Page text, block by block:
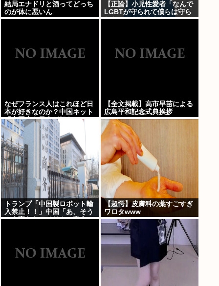
結局エナドリと酒ってどっち
のが体に悪いん
【正論】小児性愛者「なんで
LGBTが守られて僕らは守ら
れないんだああああ」←いや
なぜフランス人はこれほど日
本が好きなのか？中国ネット
「中国人も日本が好き」
【全文掲載】高市早苗による
広島平和記念式典挨拶
トランプ「中国製ロボット輸
入禁止！！」中国「あ、そう
いう事ならアメリカの安全の
【超愕】皮膚科の薬すごすぎ
ワロタwww